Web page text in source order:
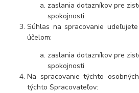
zaslania dotazníkov pre
spokojnosti
Súhlas na spracovanie
účelom:
zaslania dotazníkov pre
spokojnosti
Na spracovanie týchto
týchto Spracovateľov: